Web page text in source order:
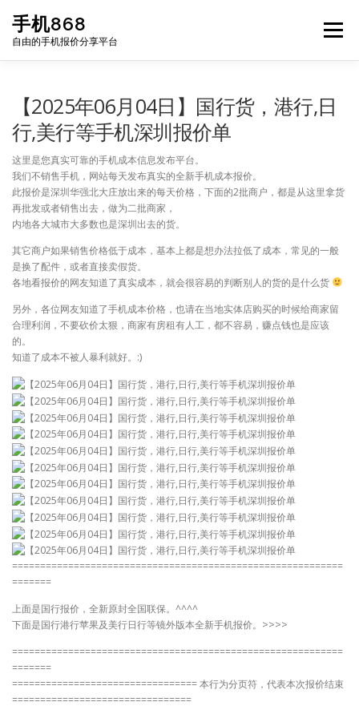
content
手机868
自由的手机报价分享平台
Menu
【2025年06月04日】国行货，港行,日
行,美行等手机深圳报价单
这里是您真实可靠的手机成本信息发布平台。
我们不销售手机，网站每天发布真实的全新手机成本报价。
此报价是深圳华强北大庄放出来的每天价格，下面的2批商户，都是从这里拿货
再批发或者销售出去，做为二批商家，
内地各大城市大多数也是深圳出去的货。
其它商户如果销售价格低于成本，基本上都是想办法拉低了成本，常见的一般
是换了配件，或者直接卖假货。
各地看报价的网友知道了真实成本，就会很容易的判断别人的货的是什么货
另外，各位网友知道了手机成本价格，也请在当地实体店购买的时候给商家留
合理利润，不要砍价太狠，商家有房租有人工，都不容易，赚点钱也是应该
的。
知道了成本不被人暴利就好。:)
===========================================================
=======
上面是国行报价，全新原封全国联保。^^^^
下面是国行港行苹果及美行日行等镜外版本全新手机报价。>>>>
===========================================================
=======
================================= 本行为分页符，代表本次报价结束
================================